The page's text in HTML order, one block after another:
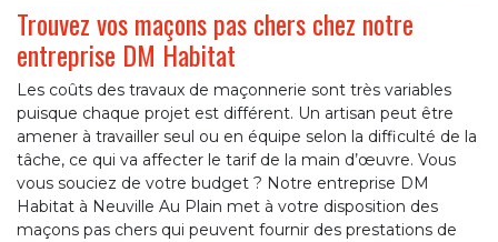
Trouvez vos maçons pas chers chez notre
entreprise DM Habitat
Les coûts des travaux de maçonnerie sont très variables
puisque chaque projet est différent. Un artisan peut être
amener à travailler seul ou en équipe selon la difficulté de la
tâche, ce qui va affecter le tarif de la main d’œuvre. Vous
vous souciez de votre budget ? Notre entreprise DM
Habitat à Neuville Au Plain met à votre disposition des
maçons pas chers qui peuvent fournir des prestations de